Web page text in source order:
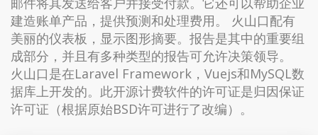
建造账单产品，提供预测和处理费用。 火山口配有
美丽的仪表板，显示图形摘要。报告是其中的重要组
成部分，并且有多种类型的报告可允许决策领导。
火山口是在Laravel Framework，Vuejs和MySQL数
据库上开发的。此开源计费软件的许可证是归因保证
许可证（根据原始BSD许可进行了改编）。